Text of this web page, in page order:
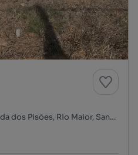
Outeiro da Cortiçada e Arruda dos Pisões, Rio Maior, Santarém